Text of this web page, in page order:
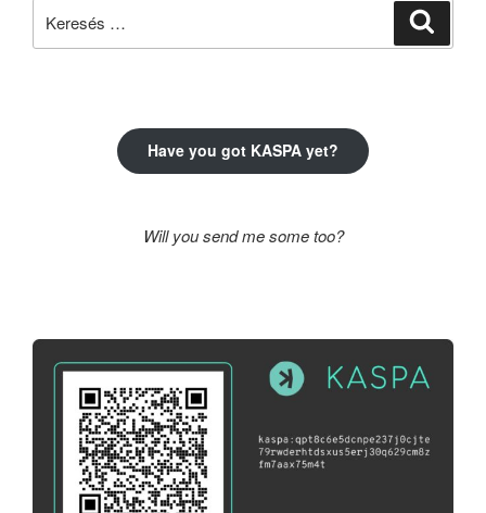
Have you got KASPA yet?
Will you send me some too?